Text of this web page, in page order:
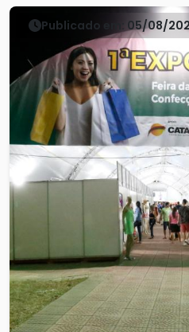
Publicado em: 05/08/